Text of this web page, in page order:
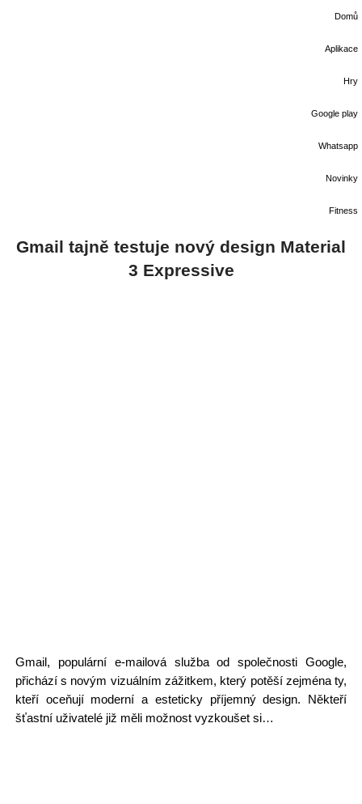
Domů
Aplikace
Hry
Google play
Whatsapp
Novinky
Fitness
Gmail tajně testuje nový design Material
3 Expressive
Gmail, populární e-mailová služba od společnosti Google,
přichází s novým vizuálním zážitkem, který potěší zejména ty,
kteří oceňují moderní a esteticky příjemný design. Někteří
šťastní uživatelé již měli možnost vyzkoušet si…